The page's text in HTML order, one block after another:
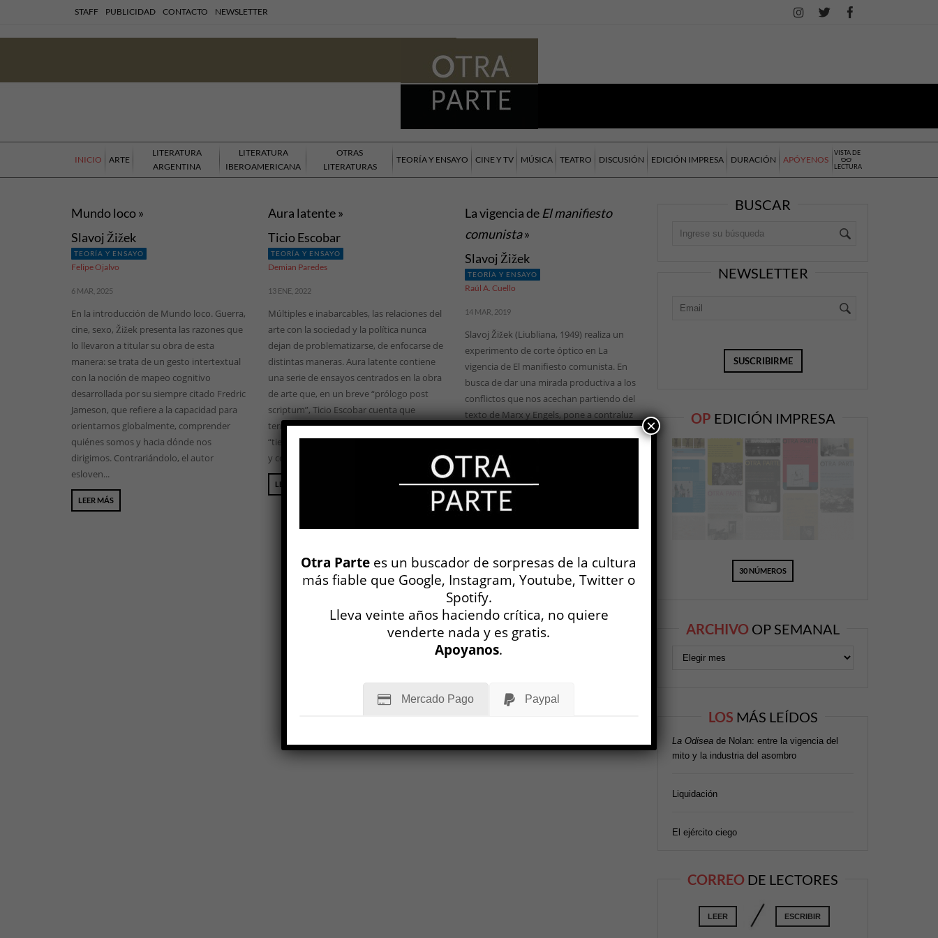
STAFF PUBLICIDAD CONTACTO NEWSLETTER
INICIO ARTE
LITERATURA
ARGENTINA
LITERATURA
IBEROAMERICANA
OTRAS
LITERATURAS
TEORÍA Y ENSAYO CINE Y TV MÚSICA TEATRO DISCUSIÓN EDICIÓN IMPRESA DURACIÓN APÓYENOS
VISTA DE
LECTURA
Mundo loco »
Slavoj Žižek
TEORÍA Y ENSAYO
Felipe Ojalvo
6 MAR, 2025
En la introducción de Mundo loco. Guerra,
cine, sexo, Žižek presenta las razones que
lo llevaron a titular su obra de esta
manera: se trata de un gesto intertextual
con la noción de mapeo cognitivo
desarrollada por su siempre citado Fredric
Jameson, que refiere a la capacidad para
orientarnos globalmente, comprender
quiénes somos y hacia dónde nos
dirigimos. Contrariándolo, el autor
esloven...
LEER MÁS
Aura latente »
Ticio Escobar
TEORÍA Y ENSAYO
Demian Paredes
13 ENE, 2022
Múltiples e inabarcables, las relaciones del
arte con la sociedad y la política nunca
dejan de problematizarse, de enfocarse de
distintas maneras. Aura latente contiene
una serie de ensayos centrados en la obra
de arte que, en un breve “prólogo post
scriptum”, Ticio Escobar cuenta que
terminó antes de la pandemia, durante el
“tiempo en suspenso” de las cuarentenas
y confinamientos. Es ...
LEER MÁS
La vigencia de El manifiesto
comunista»
Slavoj Žižek
TEORÍA Y ENSAYO
Raúl A. Cuello
14 MAR, 2019
Slavoj Žižek (Liubliana, 1949) realiza un
experimento de corte óptico en La
vigencia de El manifiesto comunista. En
busca de dar una mirada productiva a los
conflictos que nos acechan partiendo del
texto de Marx y Engels, pone a contraluz
acentuándolas o deformándolas. Si
tomamos la historia misma como
evaluad...
BUSCAR
NEWSLETTER
OP EDICIÓN IMPRESA
30 NÚMEROS
ARCHIVO OP SEMANAL
LOS MÁS LEÍDOS
La Odisea de Nolan: entre la vigencia del
mito y la industria del asombro
Liquidación
El ejército ciego
CORREO DE LECTORES
LEER ESCRIBIR
Otra Parte es un buscador de sorpresas de la cultura
más fiable que Google, Instagram, Youtube, Twitter o
Spotify.
Lleva veinte años haciendo crítica, no quiere
venderte nada y es gratis.
Apoyanos.
Mercado Pago Paypal
×